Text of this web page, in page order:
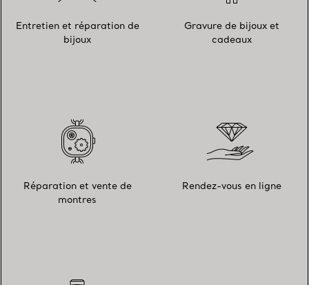
Entretien et réparation de
bijoux
Gravure de bijoux et
cadeaux
Réparation et vente de
montres
Rendez-vous en ligne